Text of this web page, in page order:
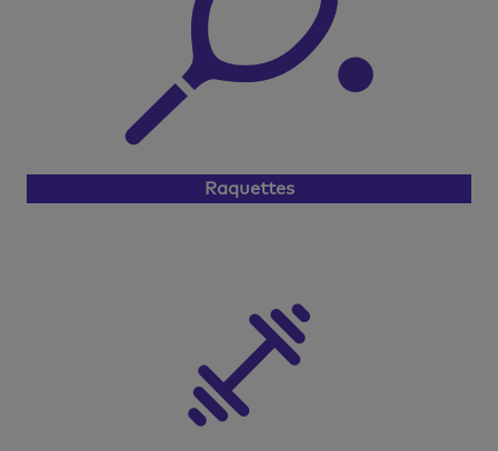
Raquettes